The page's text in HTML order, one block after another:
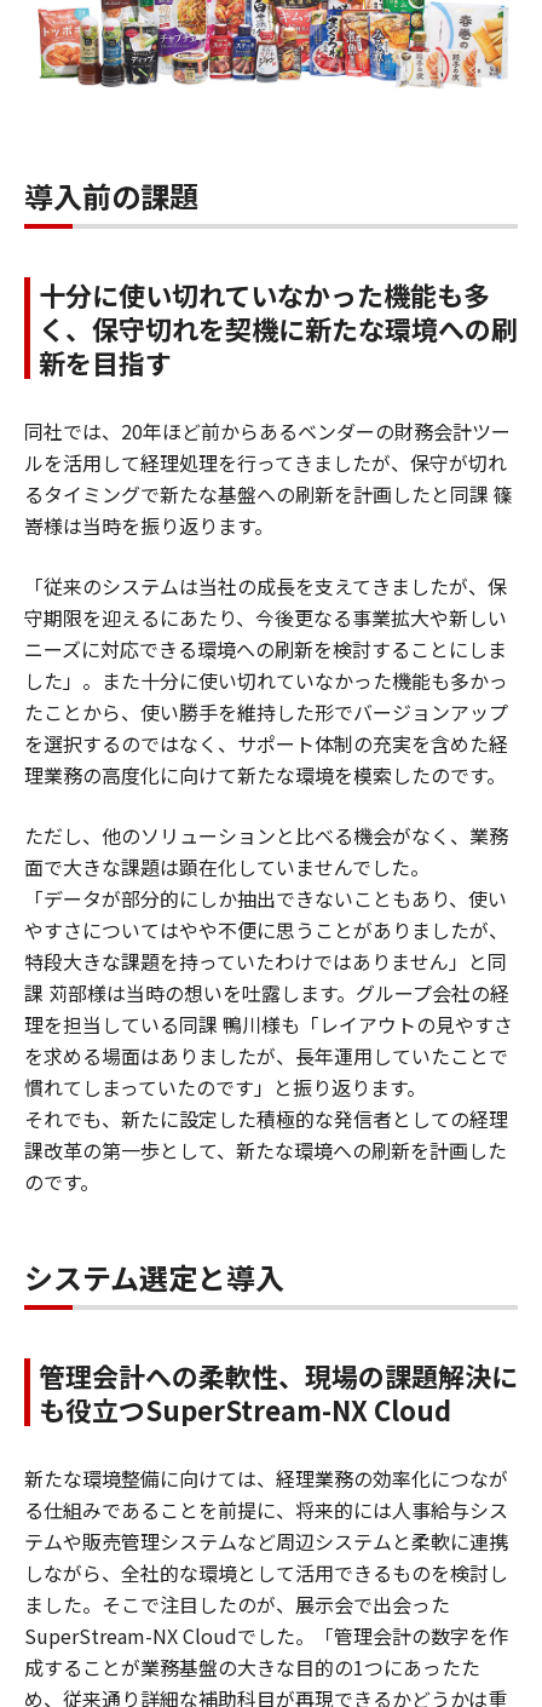
導入前の課題
十分に使い切れていなかった機能も多
く、保守切れを契機に新たな環境への刷
新を目指す
同社では、20年ほど前からあるベンダーの財務会計ツー
ルを活用して経理処理を行ってきましたが、保守が切れ
るタイミングで新たな基盤への刷新を計画したと同課 篠
嵜様は当時を振り返ります。
「従来のシステムは当社の成長を支えてきましたが、保
守期限を迎えるにあたり、今後更なる事業拡大や新しい
ニーズに対応できる環境への刷新を検討することにしま
した」。また十分に使い切れていなかった機能も多かっ
たことから、使い勝手を維持した形でバージョンアップ
を選択するのではなく、サポート体制の充実を含めた経
理業務の高度化に向けて新たな環境を模索したのです。
ただし、他のソリューションと比べる機会がなく、業務
面で大きな課題は顕在化していませんでした。
「データが部分的にしか抽出できないこともあり、使い
やすさについてはやや不便に思うことがありましたが、
特段大きな課題を持っていたわけではありません」と同
課 苅部様は当時の想いを吐露します。グループ会社の経
理を担当している同課 鴨川様も「レイアウトの見やすさ
を求める場面はありましたが、長年運用していたことで
慣れてしまっていたのです」と振り返ります。
それでも、新たに設定した積極的な発信者としての経理
課改革の第一歩として、新たな環境への刷新を計画した
のです。
システム選定と導入
管理会計への柔軟性、現場の課題解決に
も役立つSuperStream-NX Cloud
新たな環境整備に向けては、経理業務の効率化につなが
る仕組みであることを前提に、将来的には人事給与シス
テムや販売管理システムなど周辺システムと柔軟に連携
しながら、全社的な環境として活用できるものを検討し
ました。そこで注目したのが、展示会で出会った
SuperStream-NX Cloudでした。「管理会計の数字を作
成することが業務基盤の大きな目的の1つにあったた
め、従来通り詳細な補助科目が再現できるかどうかは重